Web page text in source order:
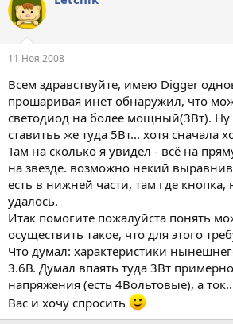
о
р
т
е
м
ы
а
л
11 Ноя 2008
Всем здравствуйте, имею Digger
прошаривая инет обнаружил, что
светодиод на более мощный(3Вт). Ну
ставитьь же туда 5Вт... хотя сначала
Там на сколько я увидел - всё на
на звезде. возможно некий
есть в нижней части, там где кнопка,
удалось.
Итак помогите пожалуйста понять
осуществить такое, что для этого
Что думал: характеристики
3.6В. Думал впаять туда 3Вт
напряжения (есть 4Вольтовые), а
Вас и хочу спросить